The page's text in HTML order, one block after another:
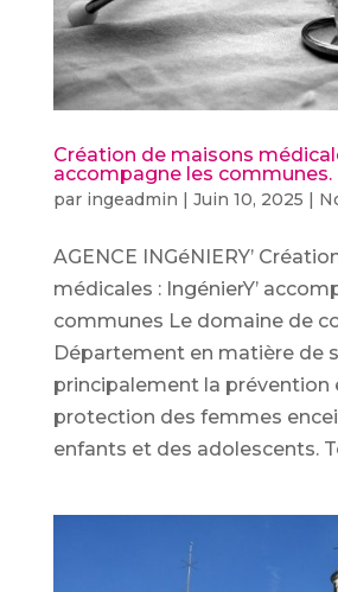
Création de maisons
accompagne les communes.
par ingeadmin | Juin 10, 2025 |
AGENCE INGéNIERY’
médicales : IngénierY’
communes Le domaine de
Département en matière de
principalement la prévention
protection des femmes
enfants et des adolescents.